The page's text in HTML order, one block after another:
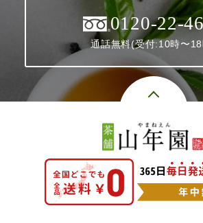
0120-22-
通話無料(受付:10時〜